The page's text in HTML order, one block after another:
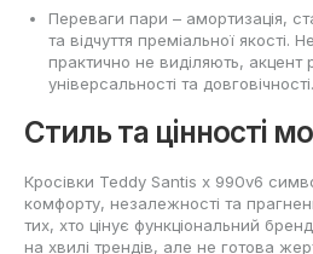
Переваги пари – амортизація,
та відчуття преміальної якості.
практично не виділяють, акцент
універсальності та довговічності.
Стиль та цінності
Кросівки Teddy Santis x 990v6
комфорту, незалежності та
тих, хто цінує функціональний
на хвилі трендів, але не готова